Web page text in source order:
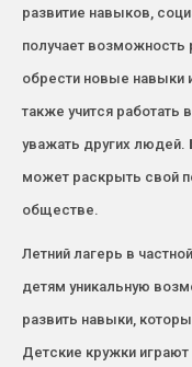
развитие навыков,
получает возможность
обрести новые навыки
также учится
уважать других людей.
может раскрыть свой
обществе.
Летний лагерь в
детям уникальную
развить навыки,
Детские кружки